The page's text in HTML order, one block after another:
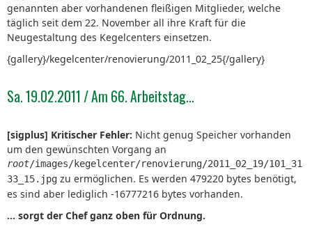
genannten aber vorhandenen fleißigen Mitglieder, welche
täglich seit dem 22. November all ihre Kraft für die
Neugestaltung des Kegelcenters einsetzen.
{gallery}/kegelcenter/renovierung/2011_02_25{/gallery}
Sa. 19.02.2011 / Am 66. Arbeitstag...
[sigplus] Kritischer Fehler: Nicht genug Speicher vorhanden
um den gewünschten Vorgang an
root/images/kegelcenter/renovierung/2011_02_19/101_31
33_15.jpg zu ermöglichen. Es werden 479220 bytes benötigt,
es sind aber lediglich -16777216 bytes vorhanden.
... sorgt der Chef ganz oben für Ordnung.